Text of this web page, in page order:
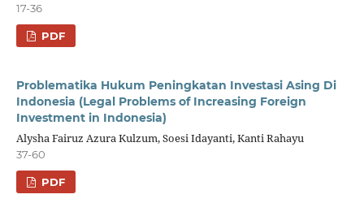
17-36
PDF
Problematika Hukum Peningkatan Investasi Asing Di
Indonesia (Legal Problems of Increasing Foreign
Investment in Indonesia)
Alysha Fairuz Azura Kulzum, Soesi Idayanti, Kanti Rahayu
37-60
PDF